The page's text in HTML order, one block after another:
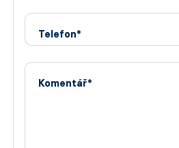
Telefon*
Komentář*